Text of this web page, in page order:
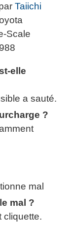
Taiichi
Scale
elle
a sauté.
?
mal
mal ?
cliquette.